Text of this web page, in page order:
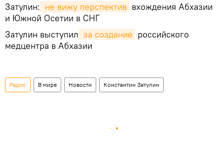
Затулин: не вижу перспектив вхождения Абхазии
и Южной Осетии в СНГ
Затулин выступил за создание российского
медцентра в Абхазии
Радио В мире Новости Константин Затулин